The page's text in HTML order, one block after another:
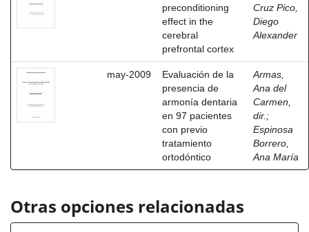
preconditioning
effect in the
cerebral
prefrontal cortex
Cruz Pico,
Diego
Alexander
may-2009
Evaluación de la
presencia de
armonía dentaria
en 97 pacientes
con previo
tratamiento
ortodóntico
Armas,
Ana del
Carmen,
dir. ;
Espinosa
Borrero,
Ana María
Otras opciones relacionadas